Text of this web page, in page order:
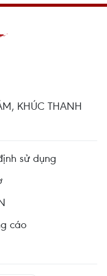
KHÚC THANH
sử dụng
cáo